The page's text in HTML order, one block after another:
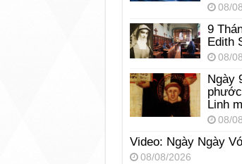
08/
9
Edith
08/
Ngày
Linh
08/
Video: Ngày Ngày
08/08/2026